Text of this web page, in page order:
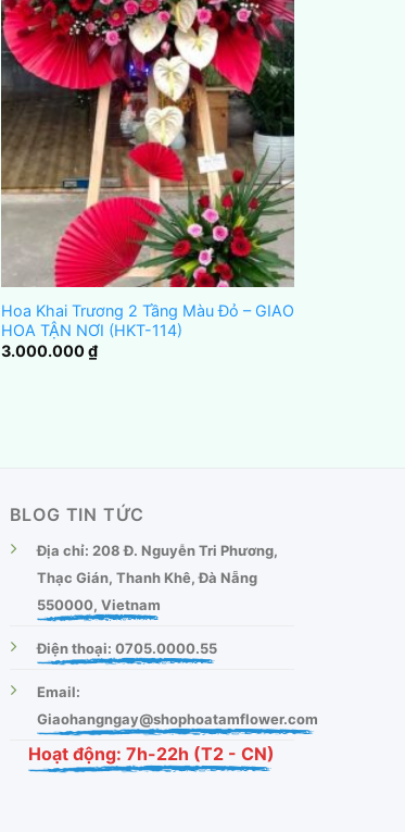
Hoa Khai Trương 2 Tầng Màu Đỏ – GIAO
HOA TẬN NƠI (HKT-114)
3.000.000₫
BLOG TIN TỨC
Địa chỉ: 208 Đ. Nguyễn Tri Phương,
Thạc Gián, Thanh Khê, Đà Nẵng
550000, Vietnam
Điện thoại: 0705.0000.55
Email:
Giaohangngay@shophoatamflower.com
Hoạt động: 7h-22h (T2 - CN)